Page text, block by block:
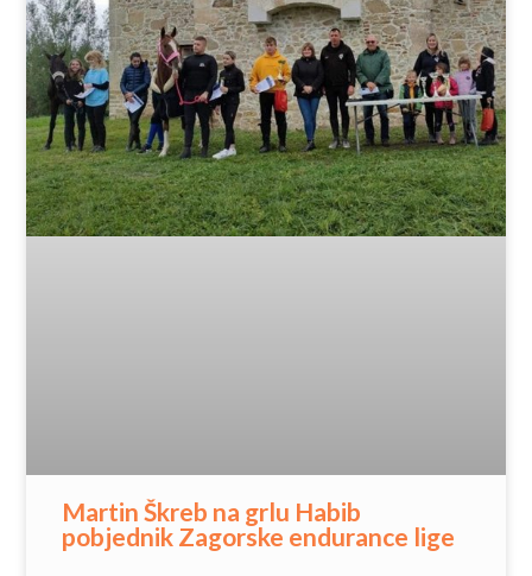
Martin Škreb na grlu Habib
pobjednik Zagorske endurance lige